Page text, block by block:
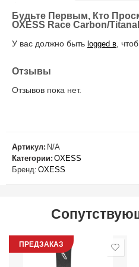
Будьте Первым, Кто
OXESS Race Carbon/
У вас должно быть logged в ,
Отзывы
Отзывов пока нет.
Артикул: N/A
Категории: OXESS
Бренд: OXESS
ПРЕДЗАКАЗ